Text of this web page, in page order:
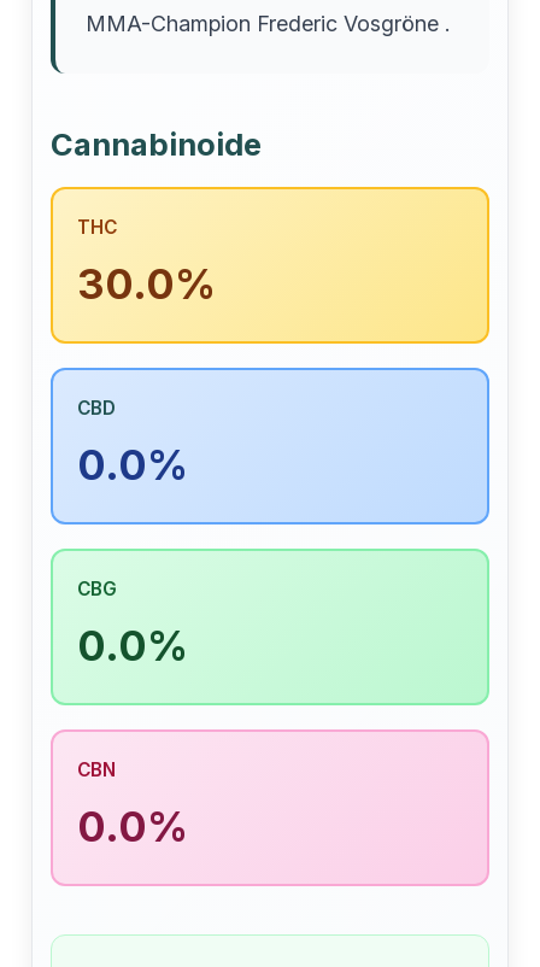
MMA-Champion Frederic Vosgröne .
Cannabinoide
THC
30.0%
CBD
0.0%
CBG
0.0%
CBN
0.0%